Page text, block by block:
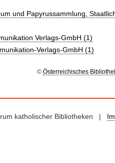
und Papyrussammlung,
Verlags-GmbH (1)
Verlags-GmbH (1)
© Österreichisches
katholischer Bibliotheken |